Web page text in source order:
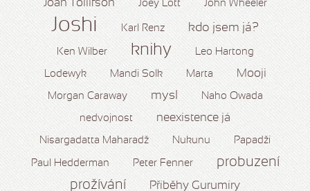
Joan Tollifson Joey Lott John Wheeler
Joshi Karl Renz kdo jsem já?
Ken Wilber knihy Leo Hartong
Lodewyk Mandi Solk Marta Mooji
Morgan Caraway mysl Naho Owada
nedvojnost neexistence já
Nisargadatta Maharadž Nukunu Papadží
Paul Hedderman Peter Fenner
probuzení
prožívání
Příběhy Gurumíry